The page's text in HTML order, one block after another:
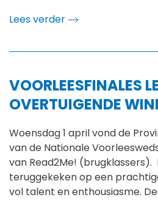
Lees verder
VOORLEESFINALES
OVERTUIGENDE
Woensdag 1 april vond de
van de Nationale
van Read2Me! (brugklassers).
teruggekeken op een
vol talent en enthousiasme.